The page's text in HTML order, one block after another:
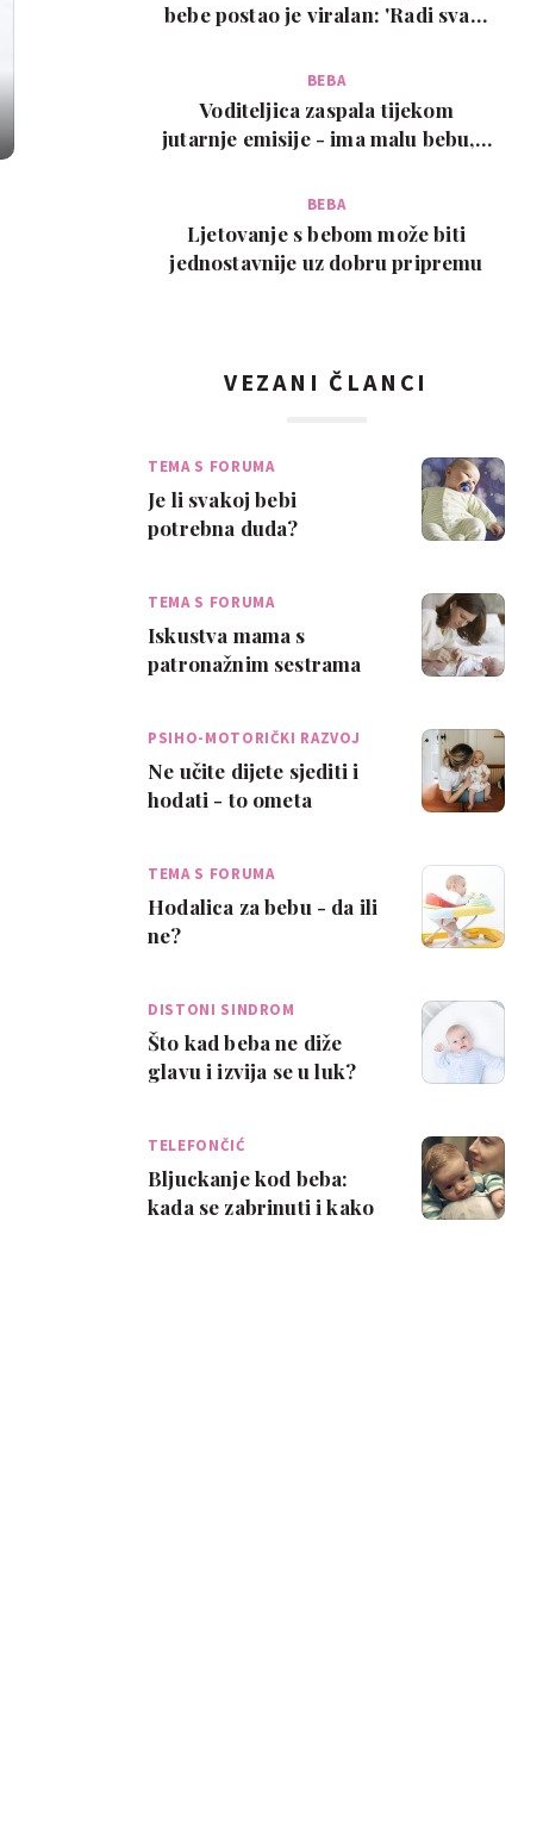
bebe postao je viralan: 'Radi svaki
BEBA
Voditeljica zaspala tijekom
jutarnje emisije - ima malu bebu, a
BEBA
Ljetovanje s bebom može biti
jednostavnije uz dobru pripremu
VEZANI ČLANCI
TEMA S FORUMA
Je li svakoj bebi
potrebna duda?
TEMA S FORUMA
Iskustva mama s
patronažnim sestrama
PSIHO-MOTORIČKI RAZVOJ
Ne učite dijete sjediti i
hodati - to ometa
TEMA S FORUMA
Hodalica za bebu - da ili
ne?
DISTONI SINDROM
Što kad beba ne diže
glavu i izvija se u luk?
TELEFONČIĆ
Bljuckanje kod beba:
kada se zabrinuti i kako